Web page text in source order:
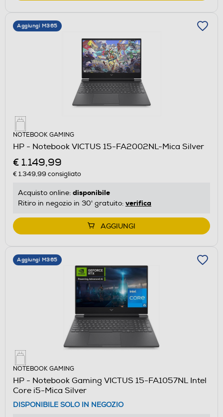
Aggiungi M365
NOTEBOOK GAMING
HP - Notebook VICTUS 15-FA2002NL-Mica Silver
€ 1.149,99
€ 1.349,99 consigliato
Acquisto online: disponibile
Ritiro in negozio in 30' gratuito: verifica
AGGIUNGI
Aggiungi M365
NOTEBOOK GAMING
HP - Notebook Gaming VICTUS 15-FA1057NL Intel
Core i5-Mica Silver
DISPONIBILE SOLO IN NEGOZIO